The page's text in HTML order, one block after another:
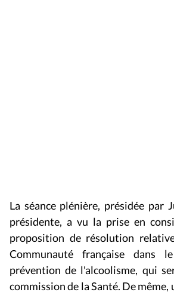
présidente, a vu la prise en
proposition de résolution
Communauté française dans
prévention de l'alcoolisme, qui
commission de la Santé. De
de résolution relative au